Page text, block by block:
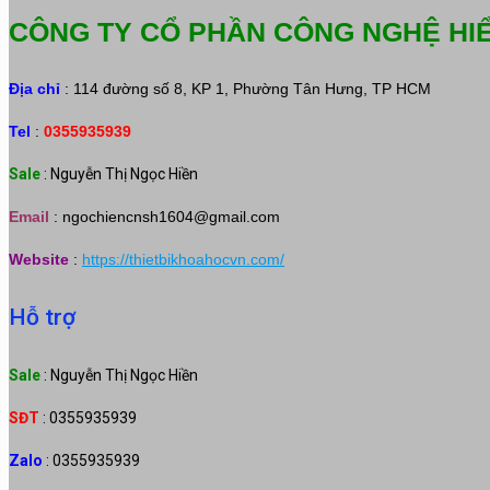
CÔNG TY CỔ PHẦN CÔNG NGHỆ
Địa chỉ : 114 đường số 8, KP 1, Phường Tân Hưng, TP HCM
Tel : 0355935939
Sale : Nguyễn Thị Ngọc Hiền
Email : ngochiencnsh1604@gmail.com
Website : https://thietbikhoahocvn.com/
Hỗ trợ
Sale : Nguyễn Thị Ngọc Hiền
SĐT : 0355935939
Zalo : 0355935939